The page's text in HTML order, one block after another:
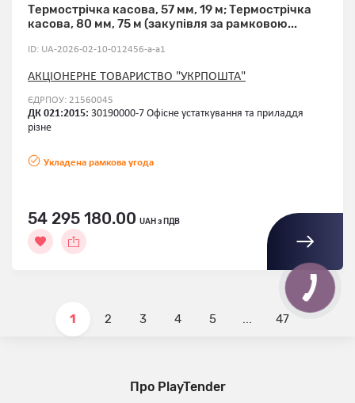
Термострічка касова, 57 мм, 19 м; Термострічка
касова, 80 мм, 75 м (закупівля за рамковою...
ID: UA-2026-02-10-012456-a-a1
АКЦІОНЕРНЕ ТОВАРИСТВО "УКРПОШТА"
ЄДРПОУ: 21560045
ДК 021:2015: 30190000-7 Офісне устаткування та приладдя
різне
Укладена рамкова угода
54 295 180.00 UAH з ПДВ
1 2 3 4 5 47
Про PlayTender